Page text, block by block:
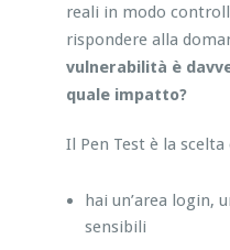
reali in modo
rispondere alla
vulnerabilità è
quale impatto?
Il Pen Test è la
hai un’area login,
sensibili